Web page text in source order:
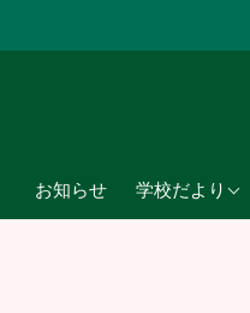
お知らせ 学校だより
2026年度